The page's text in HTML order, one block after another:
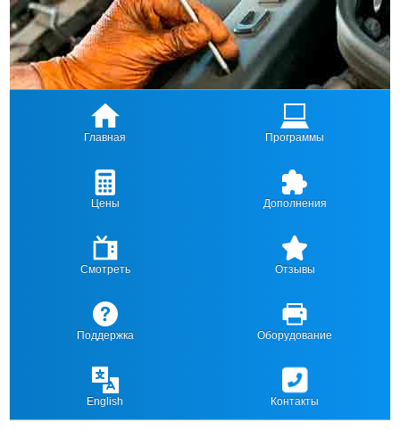
Главная Программы
Цены Дополнения
Смотреть Отзывы
Поддержка Оборудование
English Контакты